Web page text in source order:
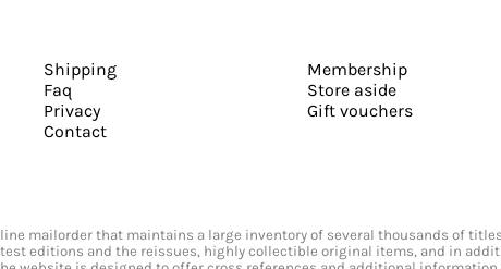
Shipping
Faq
Privacy
Contact
Membership
Store aside
Gift vouchers
mailorder that maintains a large inventory of several thousands of
editions and the reissues, highly collectible original items, and in